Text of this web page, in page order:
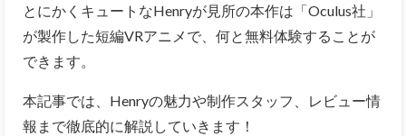
とにかくキュートなHenryが見所の本作は「Oculus社」
が製作した短編VRアニメで、何と無料体験することが
できます。
本記事では、Henryの魅力や制作スタッフ、レビュー情
報まで徹底的に解説していきます！